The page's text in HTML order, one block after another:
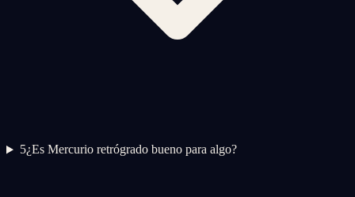
5¿Es Mercurio retrógrado bueno para algo?